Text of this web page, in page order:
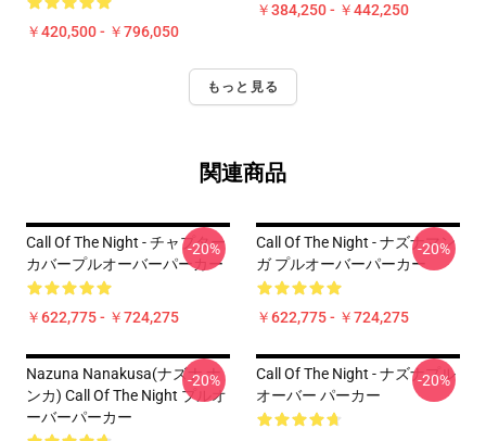
￥420,500 - ￥796,050
￥384,250 - ￥442,250
もっと見る
関連商品
Call Of The Night - チャプター
カバープルオーバーパーカー
￥622,775 - ￥724,275
-20%
Call Of The Night - ナズナマン
ガ プルオーバーパーカー
￥622,775 - ￥724,275
-20%
Nazuna Nanakusa(ナズナ ナ
ンカ) Call Of The Night プルオ
ーバーパーカー
-20%
Call Of The Night - ナズナプル
オーバー パーカー
-20%